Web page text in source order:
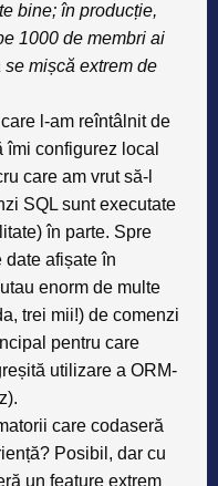
bine; în producție,
1000 de membri ai
mișcă extrem de
l-am reîntâlnit de
îmi configurez local
care am vrut să-l
SQL sunt executate
în parte. Spre
date afișate în
enorm de multe
trei mii!) de comenzi
pentru care
utilizare a ORM-
care codaseră
Posibil, dar cu
un feature extrem